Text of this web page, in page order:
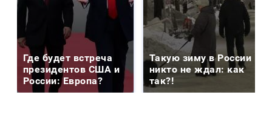
Где будет встреча
президентов США и
России: Европа?
Такую зиму в России
никто не ждал: как
так?!